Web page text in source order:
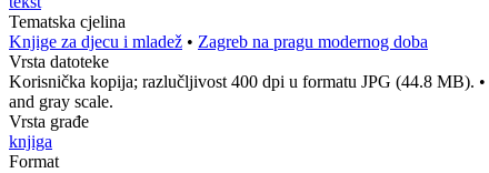
Tematska cjelina
Knjige za djecu i mladež • Zagreb na pragu modernog doba
Vrsta datoteke
Korisnička kopija; razlučljivost 400 dpi u formatu JPG (44.8 MB). •
and gray scale.
Vrsta građe
knjiga
Format